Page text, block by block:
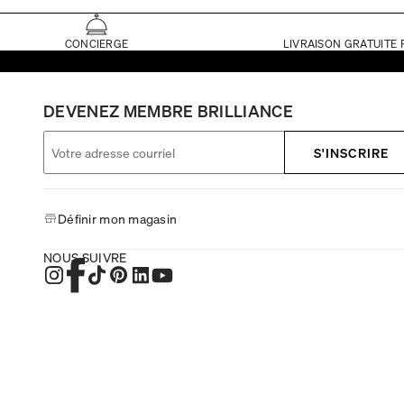
CONCIERGE LIVRAISON GRATUITE
DEVENEZ MEMBRE BRILLIANCE
S'INSCRIRE
Définir mon magasin
NOUS SUIVRE